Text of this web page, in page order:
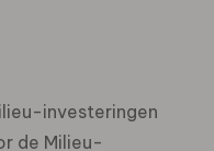
investeringen
de Milieu-